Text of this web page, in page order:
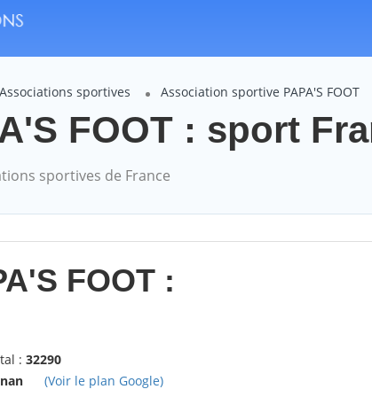
Associations sportives Association sportive PAPA'S FOOT
FOOT : sport
sportives de France
FOOT :
: 32290
(Voir le plan Google)